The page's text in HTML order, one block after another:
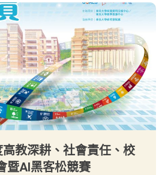
教深耕、社會責任、校
暨AI黑客松競賽